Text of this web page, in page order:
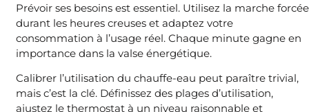
Prévoir ses besoins est essentiel. Utilisez la marche forcée
durant les heures creuses et adaptez votre
consommation à l’usage réel. Chaque minute gagne en
importance dans la valse énergétique.
Calibrer l’utilisation du chauffe-eau peut paraître trivial,
mais c’est la clé. Définissez des plages d’utilisation,
ajustez le thermostat à un niveau raisonnable et